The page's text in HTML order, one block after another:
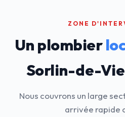
ZONE
Un plombier
Sorlin-de-
Nous couvrons un large
arrivée rapide